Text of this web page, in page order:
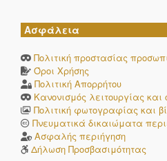
Ασφάλεια
Πολιτική προστασίας
Όροι Χρήσης
Πολιτική Απορρήτου
Κανονισμός λειτουργίας και
Πολιτική φωτογραφίας και
Πνευματικά δικαιώματα
Ασφαλής περιήγηση
Δήλωση Προσβασιμότητας